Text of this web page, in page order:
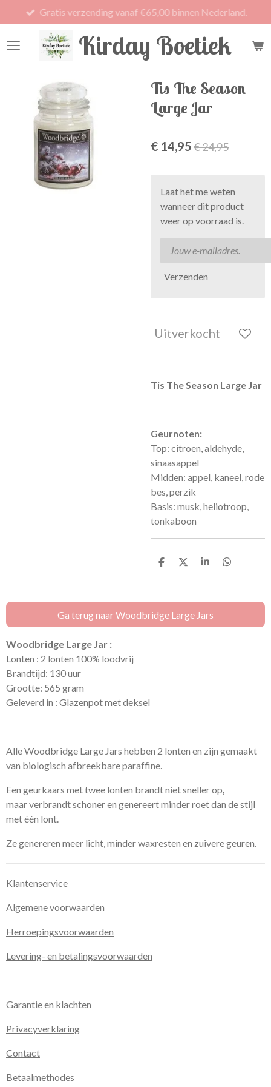
direct
naar
Kirday Boetiek
Gratis verzending vanaf €65,00 binnen Nederland.
Tis The Season
Large Jar
€ 14,95€ 24,95
Laat het me weten
wanneer dit product
weer op voorraad is.
Verzenden
Uitverkocht
Tis The Season Large Jar
Geurnoten:
Top: citroen, aldehyde,
sinaasappel
Midden: appel, kaneel, rode
bes, perzik
Basis: musk, heliotroop,
tonkaboon
D
n
D
S
e
D
n
Ga terug naar Woodbridge Large Jars
Woodbridge Large Jar :
Lonten : 2 lonten 100% loodvrij
Brandtijd: 130 uur
Grootte: 565 gram
Geleverd in : Glazenpot met deksel
Alle Woodbridge Large Jars hebben 2 lonten en zijn gemaakt
van biologisch afbreekbare paraffine.
Een geurkaars met twee lonten brandt niet sneller op,
maar verbrandt schoner en genereert minder roet dan de stijl
met één lont.
Ze genereren meer licht, minder waxresten en zuivere geuren.
Klantenservice
Algemene voorwaarden
Herroepingsvoorwaarden
Levering- en betalingsvoorwaarden
Garantie en klachten
Privacyverklaring
Contact
Betaalmethodes